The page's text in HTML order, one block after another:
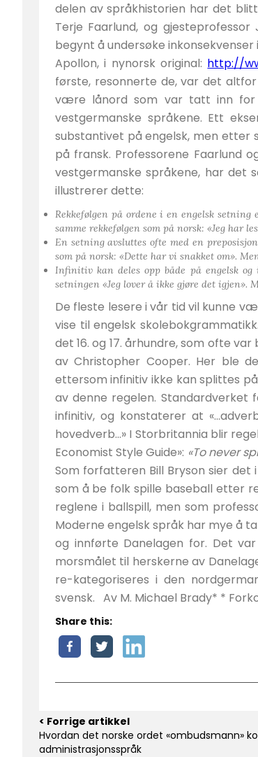
delen av språkhistorien har det
Terje Faarlund, og
begynt å undersøke
Apollon, i nynorsk original: http://
første, resonnerte de, var det
være lånord som var tatt inn for
vestgermanske språkene. Ett
substantivet på engelsk, men etter
på fransk. Professorene Faarlund
vestgermanske språkene, har det
illustrerer dette:
Rekkefølgen på ordene i en engelsk
samme rekkefølgen som på norsk: «Jeg har
En setning avsluttes ofte med en
som på norsk: «Dette har vi snakket om».
Infinitiv kan deles opp både på engelsk
setningen «Jeg lover å ikke gjøre det
De fleste lesere i vår tid vil kunne
vise til engelsk
det 16. og 17. århundre, som ofte
av Christopher Cooper. Her ble
ettersom infinitiv ikke kan splittes
av denne regelen. Standardverket
infinitiv, og konstaterer at
hovedverb…» I Storbritannia blir
Economist Style Guide»: «To never
Som forfatteren Bill Bryson sier det i
som å be folk spille baseball etter
reglene i ballspill, men som
Moderne engelsk språk har mye å
og innførte Danelagen for. Det
morsmålet til herskerne av
re-kategoriseres i den
svensk. Av M. Michael Brady* *
Share this:
< Forrige artikkel
Hvordan det norske ordet «ombudsmann»
administrasjonsspråk